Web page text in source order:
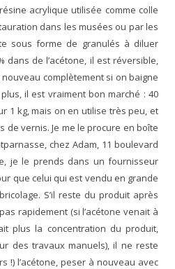
acrylique utilisée comme colle
dans les musées ou par les
sous forme de granulés à diluer
dans de l’acétone, il est réversible,
nouveau complètement si on baigne
il est vraiment bon marché : 40
1 kg, mais on en utilise très peu, et
de vernis. Je me le procure en boîte
chez Adam, 11 boulevard
je le prends dans un fournisseur
que celui qui est vendu en grande
S’il reste du produit après
rapidement (si l’acétone venait à
plus la concentration du produit,
des travaux manuels), il ne reste
!) l’acétone, peser à nouveau avec